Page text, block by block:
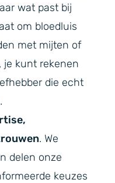
wat past bij
om bloedluis
met mijten of
je kunt rekenen
die echt
. We
delen onze
keuzes